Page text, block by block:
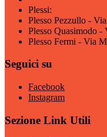
Plessi:
Plesso Pezzullo -
Plesso Quasimodo -
Plesso Fermi - Via
Seguici su
Facebook
Instagram
Sezione Link Utili